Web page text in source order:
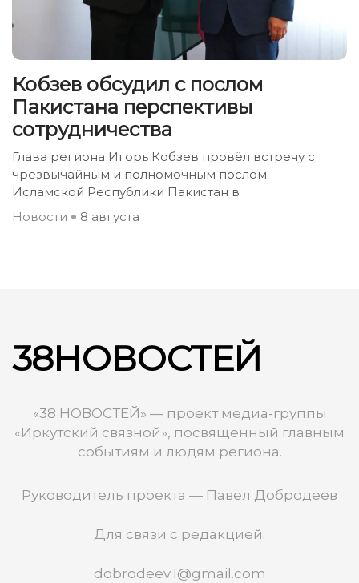
Кобзев обсудил с послом
Пакистана перспективы
сотрудничества
Глава региона Игорь Кобзев провёл встречу с
чрезвычайным и полномочным послом
Исламской Республики Пакистан в
Новости
8 августа
38НОВОСТЕЙ
«38 НОВОСТЕЙ» — проект медиа-группы
«Иркутский связной», посвященный главным
событиям и людям региона.
Руководитель проекта — Павел Добродеев
Для связи с редакцией:
dobrodeev.1@gmail.com